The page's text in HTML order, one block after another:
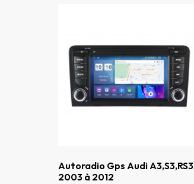
Autoradio Gps Audi A3,S3,RS3
2003 à 2012